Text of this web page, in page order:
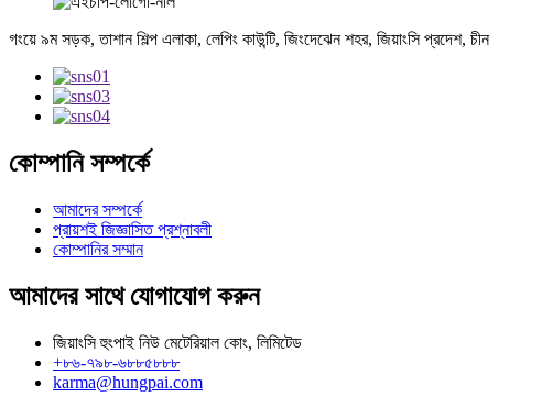
গংয়ে ৯ম সড়ক, তাশান শিল্প এলাকা, লেপিং কাউন্টি, জিংদেঝেন শহর, জিয়াংসি প্রদেশ, চীন
কোম্পানি সম্পর্কে
আমাদের সম্পর্কে
প্রায়শই জিজ্ঞাসিত প্রশ্নাবলী
কোম্পানির সম্মান
আমাদের সাথে যোগাযোগ করুন
জিয়াংসি হুংপাই নিউ মেটেরিয়াল কোং, লিমিটেড
+৮৬-৭৯৮-৬৮৮৫৮৮৮
karma@hungpai.com